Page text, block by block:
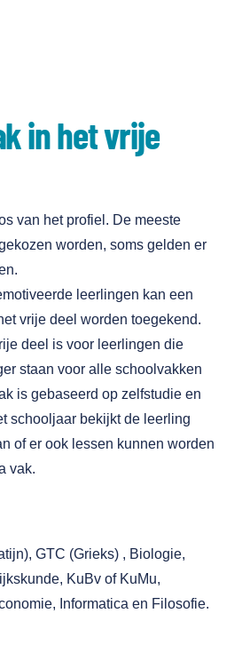
in het vrije
van het profiel. De meeste
worden, soms gelden er
leerlingen kan een
vrije deel worden toegekend.
deel is voor leerlingen die
staan voor alle schoolvakken
is gebaseerd op zelfstudie en
schooljaar bekijkt de leerling
of er ook lessen kunnen worden
vak.
GTC (Grieks) , Biologie,
KuBv of KuMu,
Informatica en Filosofie.